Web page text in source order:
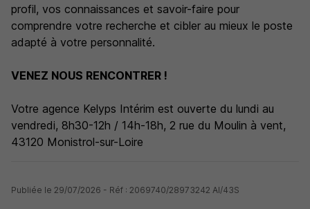
profil, vos connaissances et savoir-faire pour
comprendre votre recherche et cibler au mieux le poste
adapté à votre personnalité.
VENEZ NOUS RENCONTRER !
Votre agence Kelyps Intérim est ouverte du lundi au
vendredi, 8h30-12h / 14h-18h, 2 rue du Moulin à vent,
43120 Monistrol-sur-Loire
Publiée le 29/07/2026 - Réf : 2069740/28973242 AI/43S